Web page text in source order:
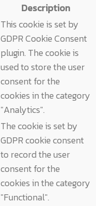
Description
This cookie is set by
GDPR Cookie Consent
plugin. The cookie is
used to store the user
consent for the
cookies in the category
"Analytics".
The cookie is set by
GDPR cookie consent
to record the user
consent for the
cookies in the category
"Functional".